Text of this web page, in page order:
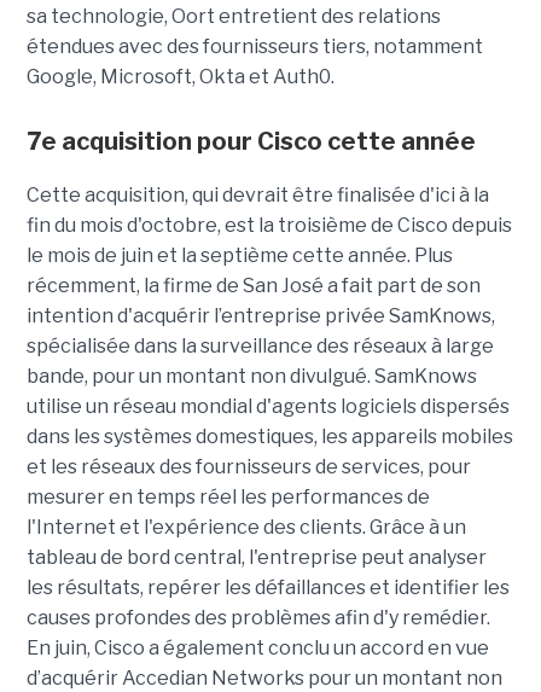
sa technologie, Oort entretient des relations
étendues avec des fournisseurs tiers, notamment
Google, Microsoft, Okta et Auth0.
7e acquisition pour Cisco cette année
Cette acquisition, qui devrait être finalisée d'ici à la
fin du mois d'octobre, est la troisième de Cisco depuis
le mois de juin et la septième cette année. Plus
récemment, la firme de San José a fait part de son
intention d'acquérir l’entreprise privée SamKnows,
spécialisée dans la surveillance des réseaux à large
bande, pour un montant non divulgué. SamKnows
utilise un réseau mondial d'agents logiciels dispersés
dans les systèmes domestiques, les appareils mobiles
et les réseaux des fournisseurs de services, pour
mesurer en temps réel les performances de
l'Internet et l'expérience des clients. Grâce à un
tableau de bord central, l'entreprise peut analyser
les résultats, repérer les défaillances et identifier les
causes profondes des problèmes afin d'y remédier.
En juin, Cisco a également conclu un accord en vue
d’acquérir Accedian Networks pour un montant non